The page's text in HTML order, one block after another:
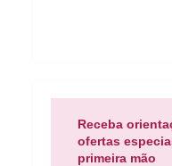
Receba
ofertas
primeira mão